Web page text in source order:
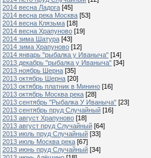
2014 весна Ладога [45]
2014 весна река Москва [53]
2014 весна Клязьма [18]
2014 весна Храпуново [19]
2014 зима Шатура [43]
2014 зима Храпуново [12]
2014 январь "рыбалка у Иваныча" [14]
2013 декабрь "рыбалка у Иваныча" [34]
2013 ноябрь Шерна [35]
2013 октябрь Шерна [20]
2013 октябрь платник в Минино [16]
2013 октябрь Москва река [28]
2013 сентябрь "Рыбалка У Иваныча" [23]
2013 сентябрь пруд Случайный [16]
2013 август Храпуново [18]
2013 август пруд Случайный [64]
2013 июль пруд Случайный [33]
2013 июль Москва река [67]
2013 июнь пруд Случайный [34]